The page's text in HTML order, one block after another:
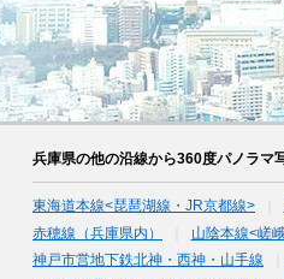
兵庫県の他の沿線から360度パノラマ
東海道本線<琵琶湖線・JR京都線>
赤穂線（兵庫県内）
山陰本線<嵯
神戸市営地下鉄北神・西神・山手線